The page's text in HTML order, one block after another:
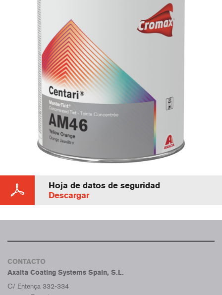
Hoja de datos de seguridad
Descargar
CONTACTO
Axalta Coating Systems Spain, S.L.
C/ Entença 332-334